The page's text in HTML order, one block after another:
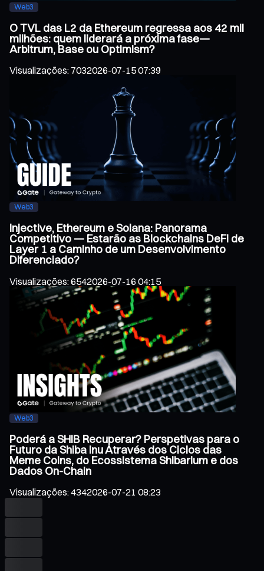
Web3
O TVL das L2 da Ethereum regressa aos 42 mil
milhões: quem liderará a próxima fase—
Arbitrum, Base ou Optimism?
Visualizações: 7032026-07-15 07:39
Web3
Injective, Ethereum e Solana: Panorama
Competitivo — Estarão as Blockchains DeFi de
Layer 1 a Caminho de um Desenvolvimento
Diferenciado?
Visualizações:6542026-07-16 04:15
Web3
Poderá a SHIB Recuperar? Perspetivas para o
Futuro da Shiba Inu Através dos Ciclos das
Meme Coins, do Ecossistema Shibarium e dos
Dados On-Chain
Visualizações:4342026-07-21 08:23